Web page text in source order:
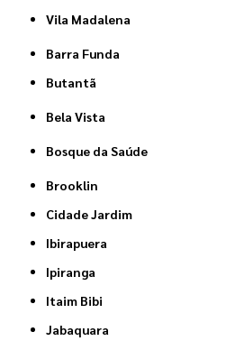
Vila Madalena
Barra Funda
Butantã
Bela Vista
Bosque da Saúde
Brooklin
Cidade Jardim
Ibirapuera
Ipiranga
Itaim Bibi
Jabaquara